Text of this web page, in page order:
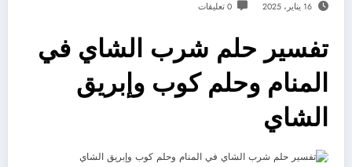
16 يناير، 2025 0 تعليقات
تفسير حلم شرب الشاي في
المنام وحلم كوب وإبريق
الشاي